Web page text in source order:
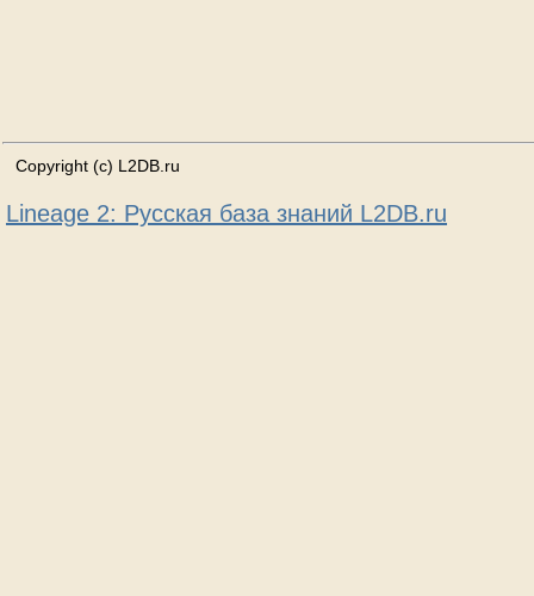
Copyright (c) L2DB.ru
Lineage 2: Русская база знаний L2DB.ru